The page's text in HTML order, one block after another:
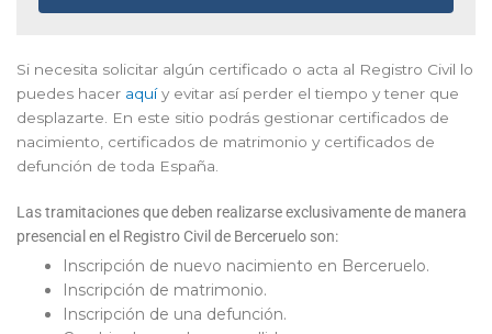
Si necesita solicitar algún certificado o acta al Registro Civil lo
puedes hacer aquíy evitar así perder el tiempo y tener que
desplazarte. En este sitio podrás gestionar certificados de
nacimiento, certificados de matrimonio y certificados de
defunción de toda España.
Las tramitaciones que deben realizarse exclusivamente de manera
presencial en el Registro Civil de Berceruelo son:
Inscripción de nuevo nacimiento en Berceruelo.
Inscripción de matrimonio.
Inscripción de una defunción.